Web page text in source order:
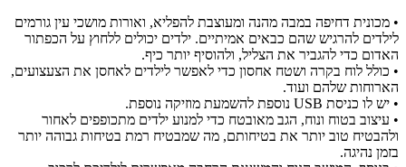
• מכונית דחיפה במבה מהנה ומעוצבת להפליא, ואורות מושכי עין גורמים
לילדים להרגיש שהם כבאים אמיתיים. ילדים יכולים ללחוץ על הכפתור
האדום כדי להגביר את הצליל, ולהוסיף יותר כיף.
• כולל לוח בקרה ושטח אחסון כדי לאפשר לילדים לאחסן את הצעצועים,
הארוחות שלהם ועוד.
• יש לו כניסת USB נוספת להשמעת מוזיקה נוספת.
• עיצוב בטוח ונוח, הגב מאובטח כדי למנוע ילדים מתכופפים לאחור
ולהבטיח טוב יותר את בטיחותם, מה שמבטיח רמת בטיחות גבוהה יותר
בזמן נהיגה.